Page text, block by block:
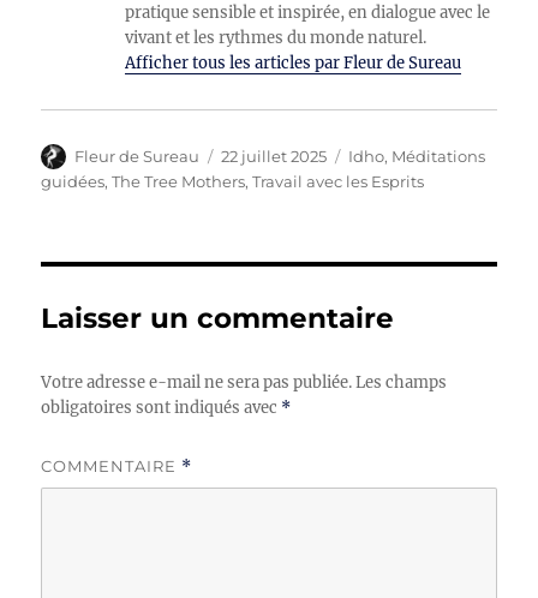
pratique sensible et inspirée, en dialogue avec le
vivant et les rythmes du monde naturel.
Afficher tous les articles par Fleur de Sureau
Auteur
Fleur de Sureau
Publié
le
22 juillet 2025 Catégories
Idho, Méditations
guidées,The Tree Mothers,Travail avec les Esprits
Laisser un commentaire
Votre adresse e-mail ne sera pas publiée. Les champs
obligatoires sont indiqués avec *
COMMENTAIRE *